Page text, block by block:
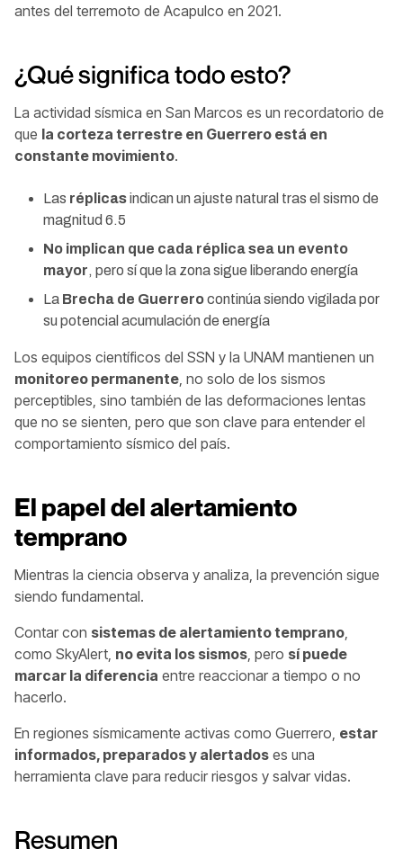
antes del terremoto de Acapulco en 2021.
¿Qué significa todo esto?
La actividad sísmica en San Marcos es un recordatorio de
que la corteza terrestre en Guerrero está en
constante movimiento.
Las réplicasindican un ajuste natural tras el sismo de
magnitud 6.5
No implican que cada réplica sea un evento
mayor, pero sí que la zona sigue liberando energía
La Brecha de Guerrerocontinúa siendo vigilada por
su potencial acumulación de energía
Los equipos científicos del SSN y la UNAM mantienen un
monitoreo permanente , no solo de los sismos
perceptibles, sino también de las deformaciones lentas
que no se sienten, pero que son clave para entender el
comportamiento sísmico del país.
El papel del alertamiento
temprano
Mientras la ciencia observa y analiza, la prevención sigue
siendo fundamental.
Contar con sistemas de alertamiento temprano
como SkyAlert, no evita los sismos , pero sí puede
marcar la diferencia entre reaccionar a tiempo o no
hacerlo.
En regiones sísmicamente activas como Guerrero, estar
informados, preparados y alertados es una
herramienta clave para reducir riesgos y salvar vidas.
Resumen